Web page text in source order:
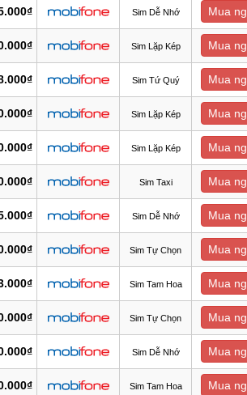
Sim Dễ Nhớ Mua
Sim Lặp Kép Mua
Sim Tứ Quý Mua
Sim Lặp Kép Mua
Sim Lặp Kép Mua
Sim Taxi Mua
Sim Dễ Nhớ Mua
Sim Tự Chọn Mua
Sim Tam Hoa Mua
Sim Tự Chọn Mua
Sim Dễ Nhớ Mua
Sim Tam Hoa Mua